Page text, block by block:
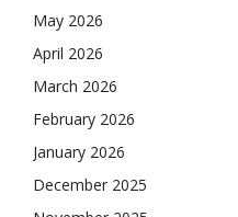
May 2026
April 2026
March 2026
February 2026
January 2026
December 2025